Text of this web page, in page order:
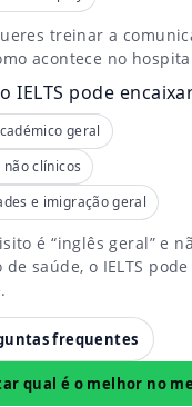
treinar a
acontece no
IELTS pode
geral
clínicos
e imigração geral
é “inglês geral” e
saúde, o IELTS
frequentes
qual é o melhor no